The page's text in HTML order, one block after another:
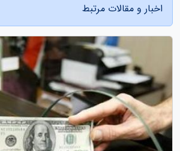
اخبار و مقالات مرتبط